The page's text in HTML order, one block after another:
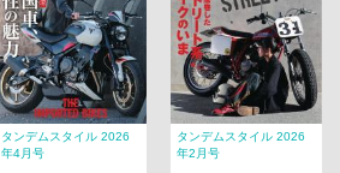
タンデムスタイル 2026
年4月号
タンデムスタイル 2026
年2月号